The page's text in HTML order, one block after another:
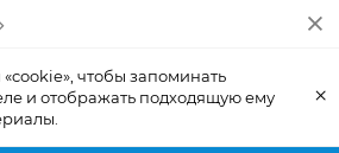
чтобы запоминать
и отображать подходящую ему
×